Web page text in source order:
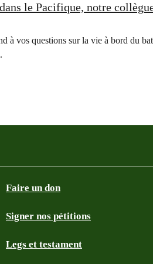
le Pacifique, notre
à vos questions sur la vie à bord du
Faire un don
Signer nos pétitions
Legs et testament